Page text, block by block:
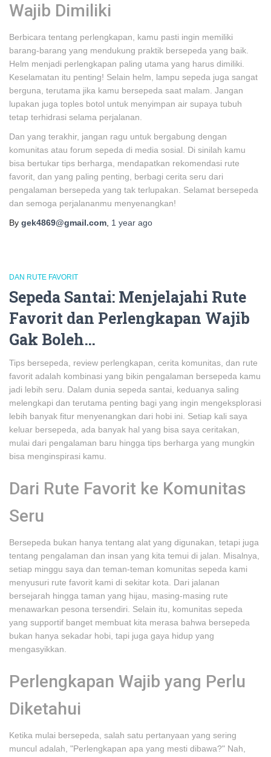
Wajib Dimiliki
Berbicara tentang perlengkapan, kamu pasti ingin memiliki
barang-barang yang mendukung praktik bersepeda yang baik.
Helm menjadi perlengkapan paling utama yang harus dimiliki.
Keselamatan itu penting! Selain helm, lampu sepeda juga sangat
berguna, terutama jika kamu bersepeda saat malam. Jangan
lupakan juga toples botol untuk menyimpan air supaya tubuh
tetap terhidrasi selama perjalanan.
Dan yang terakhir, jangan ragu untuk bergabung dengan
komunitas atau forum sepeda di media sosial. Di sinilah kamu
bisa bertukar tips berharga, mendapatkan rekomendasi rute
favorit, dan yang paling penting, berbagi cerita seru dari
pengalaman bersepeda yang tak terlupakan. Selamat bersepeda
dan semoga perjalananmu menyenangkan!
By gek4869@gmail.com 1 year ago
DAN RUTE FAVORIT
Sepeda Santai: Menjelajahi Rute
Favorit dan Perlengkapan Wajib
Gak Boleh…
Tips bersepeda, review perlengkapan, cerita komunitas, dan rute
favorit adalah kombinasi yang bikin pengalaman bersepeda kamu
jadi lebih seru. Dalam dunia sepeda santai, keduanya saling
melengkapi dan terutama penting bagi yang ingin mengeksplorasi
lebih banyak fitur menyenangkan dari hobi ini. Setiap kali saya
keluar bersepeda, ada banyak hal yang bisa saya ceritakan,
mulai dari pengalaman baru hingga tips berharga yang mungkin
bisa menginspirasi kamu.
Dari Rute Favorit ke Komunitas
Seru
Bersepeda bukan hanya tentang alat yang digunakan, tetapi juga
tentang pengalaman dan insan yang kita temui di jalan. Misalnya,
setiap minggu saya dan teman-teman komunitas sepeda kami
menyusuri rute favorit kami di sekitar kota. Dari jalanan
bersejarah hingga taman yang hijau, masing-masing rute
menawarkan pesona tersendiri. Selain itu, komunitas sepeda
yang supportif banget membuat kita merasa bahwa bersepeda
bukan hanya sekadar hobi, tapi juga gaya hidup yang
mengasyikkan.
Perlengkapan Wajib yang Perlu
Diketahui
Ketika mulai bersepeda, salah satu pertanyaan yang sering
muncul adalah, "Perlengkapan apa yang mesti dibawa?" Nah,